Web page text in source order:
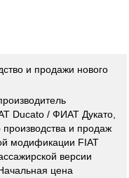
и продажи нового
Ducato / ФИАТ Дукато,
и продаж
модификации FIAT
версии
цена